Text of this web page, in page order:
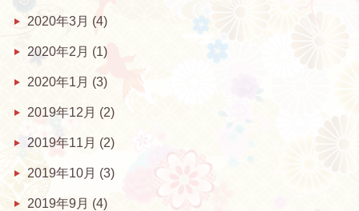
2020年3月 (4)
2020年2月 (1)
2020年1月 (3)
2019年12月 (2)
2019年11月 (2)
2019年10月 (3)
2019年9月 (4)